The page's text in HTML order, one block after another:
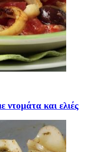
και ελιές